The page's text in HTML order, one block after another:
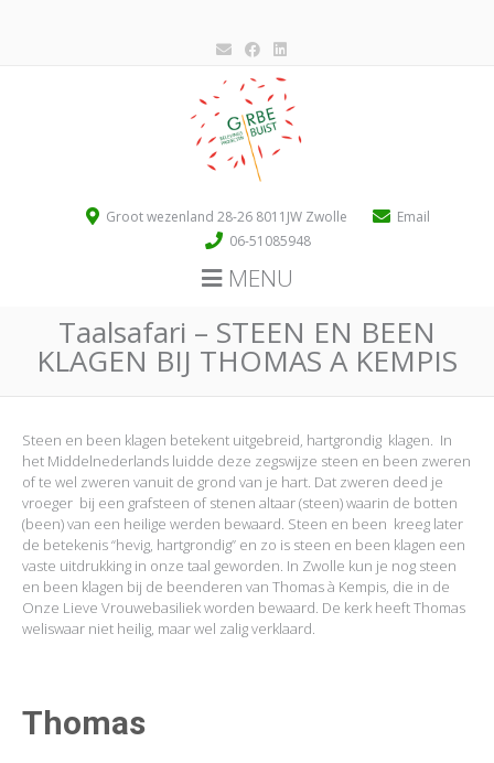
Groot wezenland 28-26 8011JW Zwolle
Email
06-51085948
MENU
Taalsafari – STEEN EN BEEN
KLAGEN BIJ THOMAS A KEMPIS
Steen en been klagen betekent uitgebreid, hartgrondig klagen. In
het Middelnederlands luidde deze zegswijze steen en been zweren
of te wel zweren vanuit de grond van je hart. Dat zweren deed je
vroeger bij een grafsteen of stenen altaar (steen) waarin de botten
(been) van een heilige werden bewaard. Steen en been kreeg later
de betekenis “hevig, hartgrondig” en zo is steen en been klagen een
vaste uitdrukking in onze taal geworden. In Zwolle kun je nog steen
en been klagen bij de beenderen van Thomas à Kempis, die in de
Onze Lieve Vrouwebasiliek worden bewaard. De kerk heeft Thomas
weliswaar niet heilig, maar wel zalig verklaard.
Thomas